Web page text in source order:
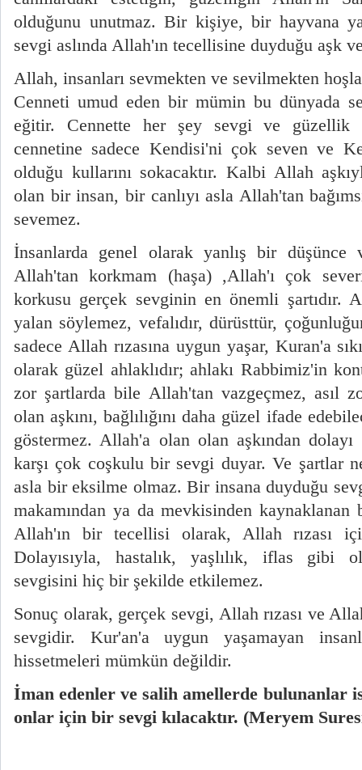
olduğunu unutmaz. Bir kişiye, bir hayvana
sevgi aslında Allah'ın tecellisine duyduğu aşk
Allah, insanları sevmekten ve sevilmekten
Cenneti umud eden bir mümin bu dünyada
eğitir. Cennette her şey sevgi ve güzellik
cennetine sadece Kendisi'ni çok seven ve
olduğu kullarını sokacaktır. Kalbi Allah
olan bir insan, bir canlıyı asla Allah'tan
sevemez.
İnsanlarda genel olarak yanlış bir düşünce
Allah'tan korkmam (haşa) ,Allah'ı çok
korkusu gerçek sevginin en önemli şartıdır.
yalan söylemez, vefalıdır, dürüsttür,
sadece Allah rızasına uygun yaşar, Kuran'a
olarak güzel ahlaklıdır; ahlakı Rabbimiz'in
zor şartlarda bile Allah'tan vazgeçmez, asıl
olan aşkını, bağlılığını daha güzel ifade
göstermez. Allah'a olan olan aşkından dolayı
karşı çok coşkulu bir sevgi duyar. Ve şartlar
asla bir eksilme olmaz. Bir insana duyduğu
makamından ya da mevkisinden
Allah'ın bir tecellisi olarak, Allah rızası
Dolayısıyla, hastalık, yaşlılık, iflas gibi
sevgisini hiç bir şekilde etkilemez.
Sonuç olarak, gerçek sevgi, Allah rızası ve
sevgidir. Kur'an'a uygun yaşamayan
hissetmeleri mümkün değildir.
İman edenler ve salih amellerde bulunanlar
onlar için bir sevgi kılacaktır. (Meryem